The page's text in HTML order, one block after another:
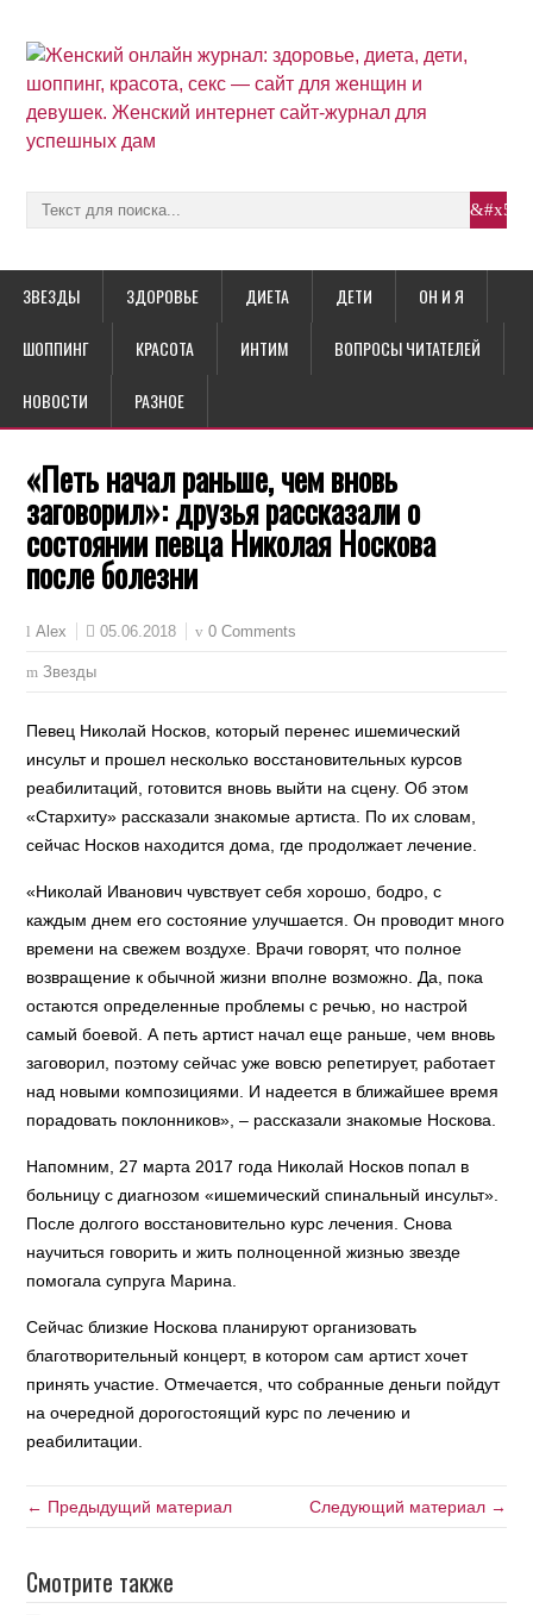
ЗВЕЗДЫ ЗДОРОВЬЕ ДИЕТА ДЕТИ ОН И Я
ШОППИНГ КРАСОТА ИНТИМ ВОПРОСЫ ЧИТАТЕЛЕЙ
НОВОСТИ РАЗНОЕ
«Петь начал раньше, чем вновь
заговорил»: друзья рассказали о
состоянии певца Николая Носкова
после болезни
Alex 05.06.2018 0 Comments
Звезды
Певец Николай Носков, который перенес ишемический
инсульт и прошел несколько восстановительных курсов
реабилитаций, готовится вновь выйти на сцену. Об этом
«Стархиту» рассказали знакомые артиста. По их словам,
сейчас Носков находится дома, где продолжает лечение.
«Николай Иванович чувствует себя хорошо, бодро, с
каждым днем его состояние улучшается. Он проводит много
времени на свежем воздухе. Врачи говорят, что полное
возвращение к обычной жизни вполне возможно. Да, пока
остаются определенные проблемы с речью, но настрой
самый боевой. А петь артист начал еще раньше, чем вновь
заговорил, поэтому сейчас уже вовсю репетирует, работает
над новыми композициями. И надеется в ближайшее время
порадовать поклонников», – рассказали знакомые Носкова.
Напомним, 27 марта 2017 года Николай Носков попал в
больницу с диагнозом «ишемический спинальный инсульт».
После долгого восстановительно курс лечения. Снова
научиться говорить и жить полноценной жизнью звезде
помогала супруга Марина.
Сейчас близкие Носкова планируют организовать
благотворительный концерт, в котором сам артист хочет
принять участие. Отмечается, что собранные деньги пойдут
на очередной дорогостоящий курс по лечению и
реабилитации.
← Предыдущий материал Следующий материал →
Смотрите также